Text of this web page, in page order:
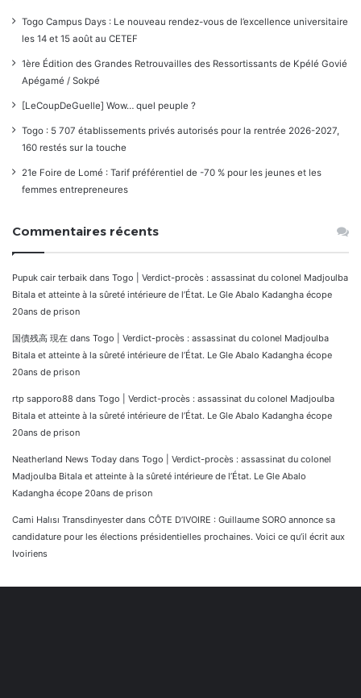
Togo Campus Days : Le nouveau rendez-vous de l’excellence universitaire
les 14 et 15 août au CETEF
1ère Édition des Grandes Retrouvailles des Ressortissants de Kpélé Govié
Apégamé / Sokpé
[LeCoupDeGuelle] Wow… quel peuple ?
Togo : 5 707 établissements privés autorisés pour la rentrée 2026-2027,
160 restés sur la touche
21e Foire de Lomé : Tarif préférentiel de -70 % pour les jeunes et les
femmes entrepreneures
Commentaires récents
Pupuk cair terbaik dans Togo | Verdict-procès : assassinat du colonel Madjoulba
Bitala et atteinte à la sûreté intérieure de l’État. Le Gle Abalo Kadangha écope
20ans de prison
国債残高 現在 dans Togo | Verdict-procès : assassinat du colonel Madjoulba
Bitala et atteinte à la sûreté intérieure de l’État. Le Gle Abalo Kadangha écope
20ans de prison
rtp sapporo88 dans Togo | Verdict-procès : assassinat du colonel Madjoulba
Bitala et atteinte à la sûreté intérieure de l’État. Le Gle Abalo Kadangha écope
20ans de prison
Neatherland News Today dans Togo | Verdict-procès : assassinat du colonel
Madjoulba Bitala et atteinte à la sûreté intérieure de l’État. Le Gle Abalo
Kadangha écope 20ans de prison
Cami Halısı Transdinyester dans CÔTE D’IVOIRE : Guillaume SORO annonce sa
candidature pour les élections présidentielles prochaines. Voici ce qu’il écrit aux
Ivoiriens